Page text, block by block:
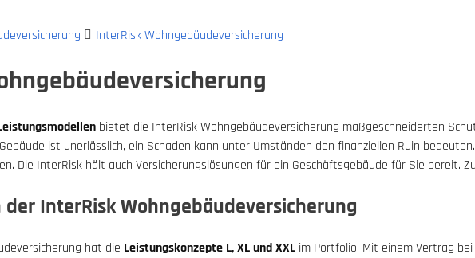
InterRisk Wohngebäudeversicherung
bietet die InterRisk Wohngebäudeversicherung maßgeschneiderten
ist unerlässlich, ein Schaden kann unter Umständen den finanziellen Ruin
Die InterRisk hält auch Versicherungslösungen für ein Geschäftsgebäude für Sie bereit.
der InterRisk Wohngebäudeversicherung
hat die Leistungskonzepte L, XL und XXL im Portfolio. Mit einem Vertrag